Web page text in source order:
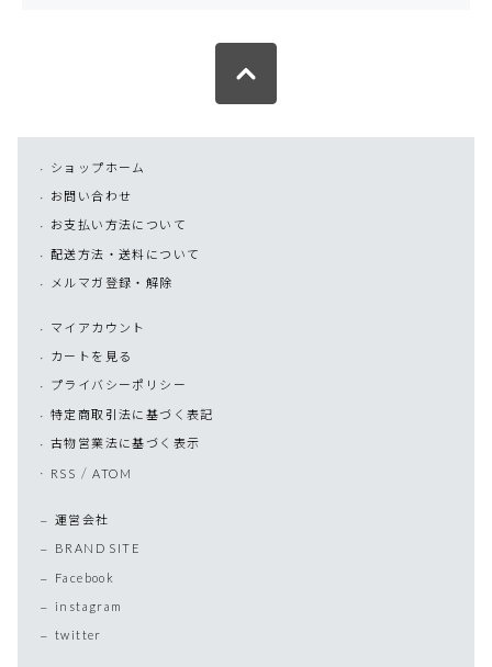
ショップホーム
お問い合わせ
お支払い方法について
配送方法・送料について
メルマガ登録・解除
マイアカウント
カートを見る
プライバシーポリシー
特定商取引法に基づく表記
古物営業法に基づく表示
RSS /ATOM
運営会社
BRAND SITE
Facebook
instagram
twitter